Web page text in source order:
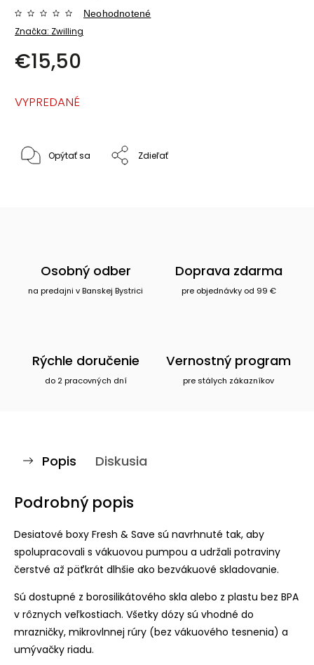
Značka: Zwilling
Neohodnotené
€15,50
VYPREDANÉ
Opýtať sa Zdieľať
Osobný odber
na predajni v Banskej Bystrici
Doprava zdarma
pre objednávky od 99 €
Rýchle doručenie
do 2 pracovných dní
Vernostný program
pre stálych zákazníkov
Popis Diskusia
Podrobný popis
Desiatové boxy Fresh & Save sú navrhnuté tak, aby
spolupracovali s vákuovou pumpou a udržali potraviny
čerstvé až päťkrát dlhšie ako bezvákuové skladovanie.
Sú dostupné z borosilikátového skla alebo z plastu bez BPA
v rôznych veľkostiach. Všetky dózy sú vhodné do
mrazničky, mikrovlnnej rúry (bez vákuového tesnenia) a
umývačky riadu.